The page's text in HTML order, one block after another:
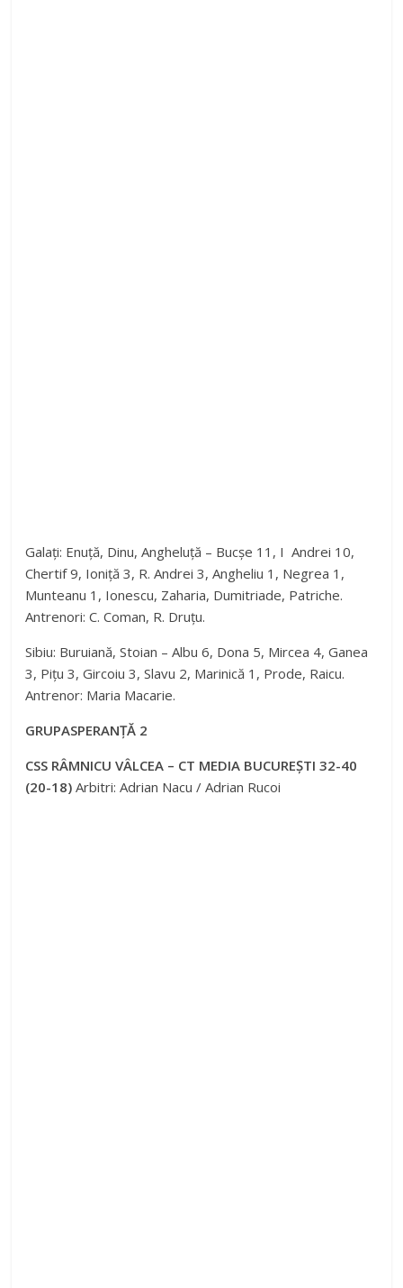
Galați: Enuță, Dinu, Angheluță – Bucșe 11, I Andrei 10,
Chertif 9, Ioniță 3, R. Andrei 3, Angheliu 1, Negrea 1,
Munteanu 1, Ionescu, Zaharia, Dumitriade, Patriche.
Antrenori: C. Coman, R. Druțu.
Sibiu: Buruiană, Stoian – Albu 6, Dona 5, Mircea 4, Ganea
3, Pițu 3, Gircoiu 3, Slavu 2, Marinică 1, Prode, Raicu.
Antrenor: Maria Macarie.
GRUPASPERANȚĂ 2
CSS RÂMNICU VÂLCEA – CT MEDIA BUCUREȘTI 32-40
(20-18) Arbitri: Adrian Nacu / Adrian Rucoi